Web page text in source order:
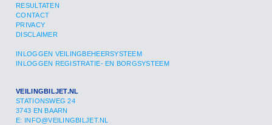
RESULTATEN
CONTACT
PRIVACY
DISCLAIMER
INLOGGEN VEILINGBEHEERSYSTEEM
INLOGGEN REGISTRATIE- EN BORGSYSTEEM
VEILINGBILJET.NL
STATIONSWEG 24
3743 EN BAARN
E: INFO@VEILINGBILJET.NL